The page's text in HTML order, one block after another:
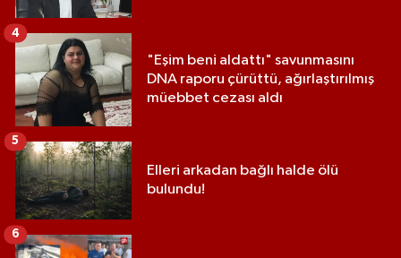
"Eşim beni aldattı" savunmasını
DNA raporu çürüttü, ağırlaştırılmış
müebbet cezası aldı
4
Elleri arkadan bağlı halde ölü
bulundu!
5
6